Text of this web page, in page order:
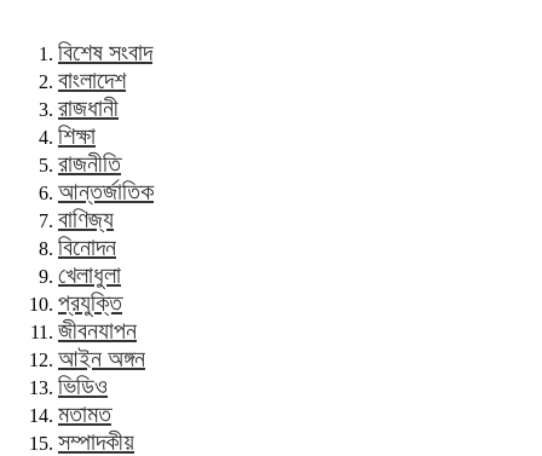
বিশেষ সংবাদ
বাংলাদেশ
রাজধানী
শিক্ষা
রাজনীতি
আন্তর্জাতিক
বাণিজ্য
বিনোদন
খেলাধুলা
প্রযুক্তি
জীবনযাপন
আইন অঙ্গন
ভিডিও
মতামত
সম্পাদকীয়